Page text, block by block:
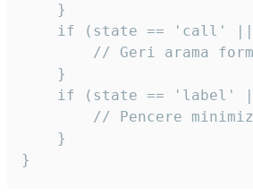
    }
if (state == 'call'
// Geri arama
    }
if (state == 'label'
// Pencere
    }
}